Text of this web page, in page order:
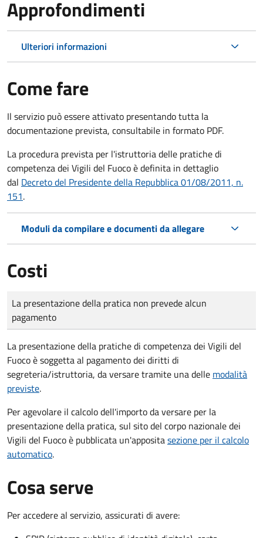
Approfondimenti
Ulteriori informazioni
Come fare
Il servizio può essere attivato presentando tutta la
documentazione prevista, consultabile in formato PDF.
La procedura prevista per l'istruttoria delle pratiche di
competenza dei Vigili del Fuoco è definita in dettaglio
dal Decreto del Presidente della Repubblica 01/08/2011, n.
151.
Moduli da compilare e documenti da allegare
Costi
Tipo di pagamento
Importo
La presentazione della pratica non prevede alcun
pagamento
La presentazione della pratiche di competenza dei Vigili del
Fuoco è soggetta al pagamento dei diritti di
segreteria/istruttoria, da versare tramite una delle modalità
previste.
Per agevolare il calcolo dell'importo da versare per la
presentazione della pratica, sul sito del corpo nazionale dei
Vigili del Fuoco è pubblicata un'appositasezione per il calcolo
automatico.
Cosa serve
Per accedere al servizio, assicurati di avere: